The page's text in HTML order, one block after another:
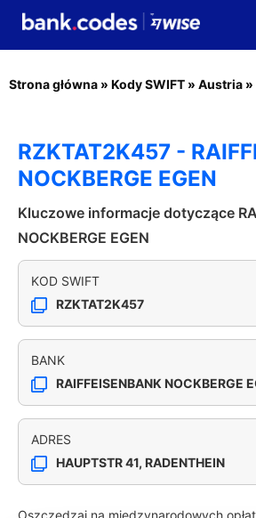
Strona główna » Kody SWIFT » Austria »
RZKTAT2K457 -
NOCKBERGE EGEN
Kluczowe informacje dotyczące
NOCKBERGE EGEN
KOD SWIFT
RZKTAT2K457
BANK
RAIFFEISENBANK NOCKBERGE
ADRES
HAUPTSTR 41, RADENTHEIN
Oszczędzaj na międzynarodowych